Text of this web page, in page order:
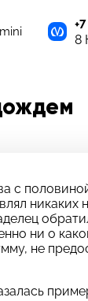
8
с
никаких
ни о
не